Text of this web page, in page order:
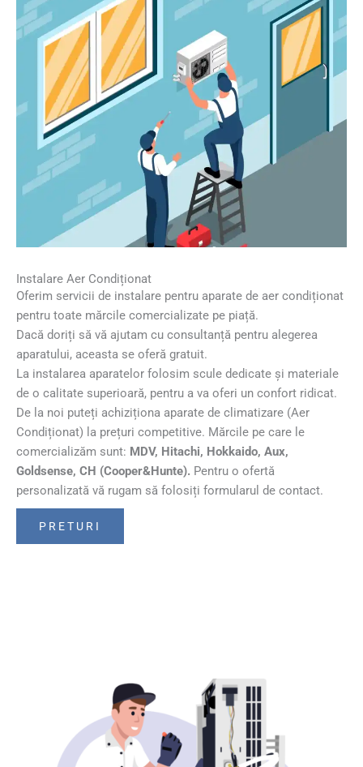
Instalare Aer Condiționat
Oferim servicii de instalare pentru aparate de aer condiționat
pentru toate mărcile comercializate pe piață.
Dacă doriți să vă ajutam cu consultanță pentru alegerea
aparatului, aceasta se oferă gratuit.
La instalarea aparatelor folosim scule dedicate și materiale
de o calitate superioară, pentru a va oferi un confort ridicat.
De la noi puteți achiziționa aparate de climatizare (Aer
Condiționat) la prețuri competitive. Mărcile pe care le
comercializăm sunt: MDV, Hitachi, Hokkaido, Aux,
Goldsense, CH (Cooper&Hunte). Pentru o ofertă
personalizată vă rugam să folosiți formularul de contact.
PRETURI